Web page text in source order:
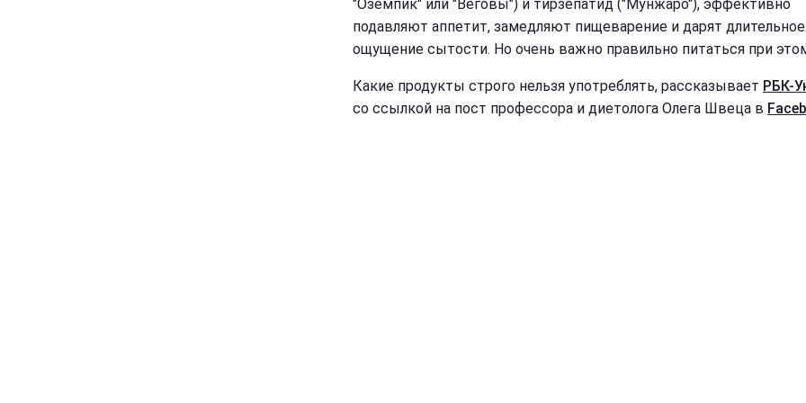
"Оземпик" или "Веговы") и тирзепатид ("Мунжаро"), эффективно
подавляют аппетит, замедляют пищеварение и дарят длительное
ощущение сытости. Но очень важно правильно питаться при
Какие продукты строго нельзя употреблять, рассказывает РБК-
со ссылкой на пост профессора и диетолога Олега Швеца в